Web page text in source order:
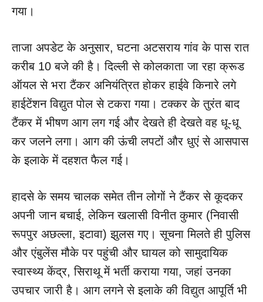
गया।
ताजा अपडेट के अनुसार, घटना अटसराय गांव के पास रात
करीब 10 बजे की है। दिल्ली से कोलकाता जा रहा क्रूड
ऑयल से भरा टैंकर अनियंत्रित होकर हाईवे किनारे लगे
हाईटेंशन विद्युत पोल से टकरा गया। टक्कर के तुरंत बाद
टैंकर में भीषण आग लग गई और देखते ही देखते वह धू-धू
कर जलने लगा। आग की ऊंची लपटों और धुएं से आसपास
के इलाके में दहशत फैल गई।
हादसे के समय चालक समेत तीन लोगों ने टैंकर से कूदकर
अपनी जान बचाई, लेकिन खलासी विनीत कुमार (निवासी
रूपपुर अछल्ला, इटावा) झुलस गए। सूचना मिलते ही पुलिस
और एंबुलेंस मौके पर पहुंची और घायल को सामुदायिक
स्वास्थ्य केंद्र, सिराथू में भर्ती कराया गया, जहां उनका
उपचार जारी है। आग लगने से इलाके की विद्युत आपूर्ति भी